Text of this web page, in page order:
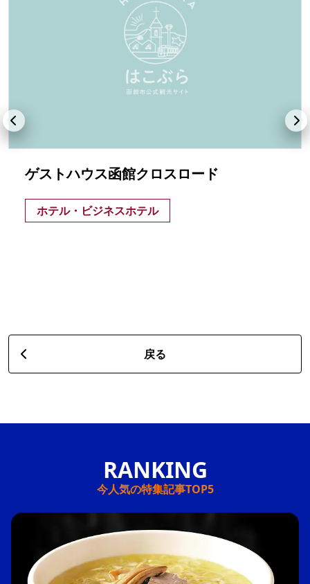
ゲストハウス函館クロスロード
ホテル・ビジネスホテル
戻る
今人気の特集記事TOP5